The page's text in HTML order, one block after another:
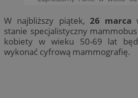
W najbliższy piątek, 26 marca
stanie specjalistyczny
kobiety w wieku 50-69 lat
wykonać cyfrową mammografię.